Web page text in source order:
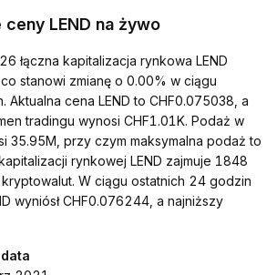
ceny LEND na żywo
łączna kapitalizacja rynkowa LEND
stanowi zmianę o 0.00% w ciągu
Aktualna cena LEND to CHF0.075038, a
tradingu wynosi CHF1.01K. Podaż w
35.95M, przy czym maksymalna podaż to
rynkowej LEND zajmuje 1848
W ciągu ostatnich 24 godzin
wyniósł CHF0.076244, a najniższy